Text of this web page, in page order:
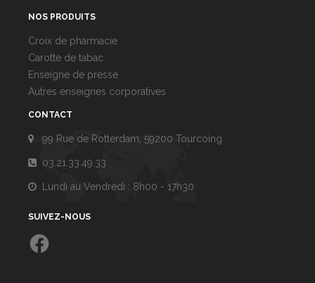
NOS PRODUITS
Croix de pharmacie
Carotte de tabac
Enseigne de presse
Autres enseignes corporatives
CONTACT
99 Rue de Rotterdam, 59200 Tourcoing
03.21.33.49.33
Lundi au Vendredi : 8h00 - 17h30
SUIVEZ-NOUS
Facebook